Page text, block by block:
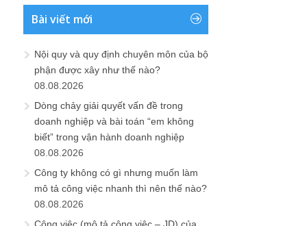
Bài viết mới
Nội quy và quy định chuyên môn của bộ
phận được xây như thế nào?
08.08.2026
Dòng chảy giải quyết vấn đề trong
doanh nghiệp và bài toán “em không
biết” trong vận hành doanh nghiệp
08.08.2026
Công ty không có gì nhưng muốn làm
mô tả công việc nhanh thì nên thế nào?
08.08.2026